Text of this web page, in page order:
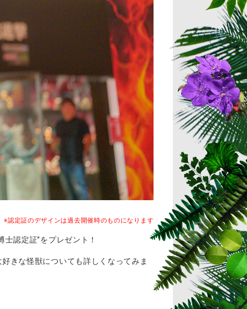
※認定証のデザインは過去開催時のものになります
認定証”をプレゼント！
きな怪獣についても詳しくなってみま